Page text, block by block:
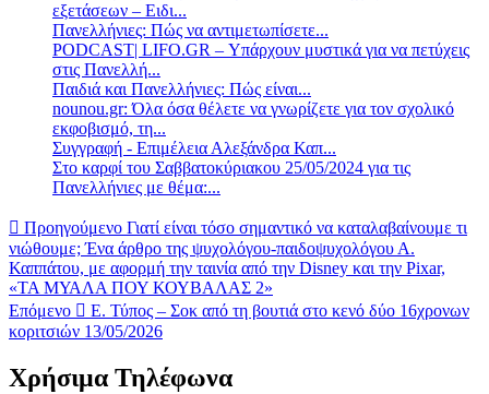
εξετάσεων – Ειδι...
Πανελλήνιες: Πώς να αντιμετωπίσετε...
PODCAST| LIFO.GR – Υπάρχουν μυστικά για να πετύχεις
στις Πανελλή...
Παιδιά και Πανελλήνιες: Πώς είναι...
nounou.gr: Όλα όσα θέλετε να γνωρίζετε για τον σχολικό
εκφοβισμό, τη...
Συγγραφή - Επιμέλεια Αλεξάνδρα Καπ...
Στο καρφί του Σαββατοκύριακου 25/05/2024 για τις
Πανελλήνιες με θέμα:...
Προηγούμενο Γιατί είναι τόσο σημαντικό να καταλαβαίνουμε τι
νιώθουμε; Ένα άρθρο της ψυχολόγου-παιδοψυχολόγου Α.
Καππάτου, με αφορμή την ταινία από την Disney και την Pixar,
«ΤΑ ΜΥΑΛΑ ΠΟΥ ΚΟΥΒΑΛΑΣ 2»
Επόμενο
Ε. Τύπος – Σοκ από τη βουτιά στο κενό δύο 16χρονων
κοριτσιών 13/05/2026
Χρήσιμα Τηλέφωνα